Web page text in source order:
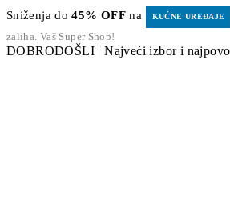
Sniženja do45% OFF na KUĆNE UREĐAJE
zaliha. Vaš Super Shop!
DOBRODOŠLI | Najveći izbor i